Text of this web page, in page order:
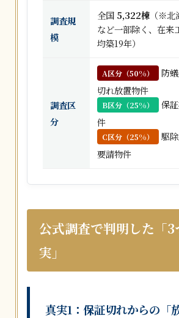
調査規
模
全国 5,322棟 （※北
など一部除く、在来
均築19年）
調査区
分
A区分（50%）
防
切れ放置物件
B区分（25%）
保
件
C区分（25%）
駆
要請物件
公式調査で判明した「3
実」
真実1：保証切れからの「